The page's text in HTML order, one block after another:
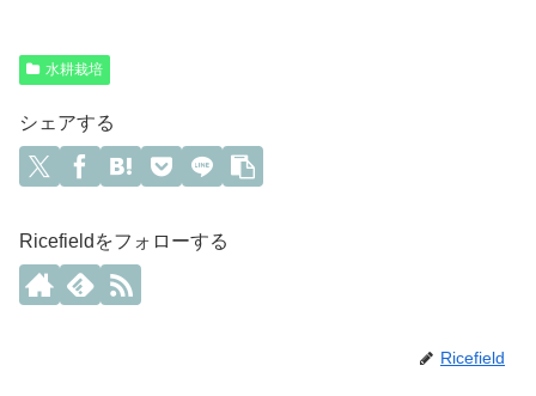
水耕栽培
シェアする
Ricefieldをフォローする
Ricefield